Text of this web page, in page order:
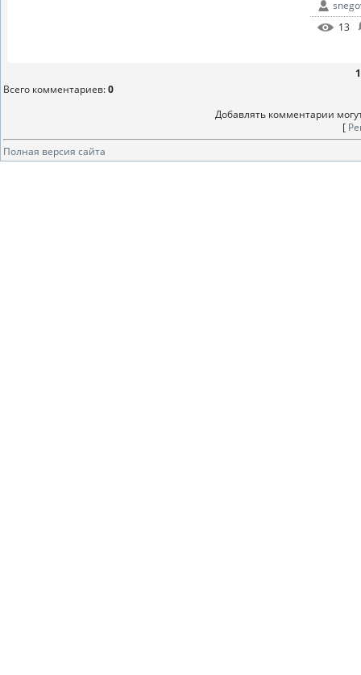
13
Всего комментариев:0
Добавлять комментарии
[
Полная версия сайта